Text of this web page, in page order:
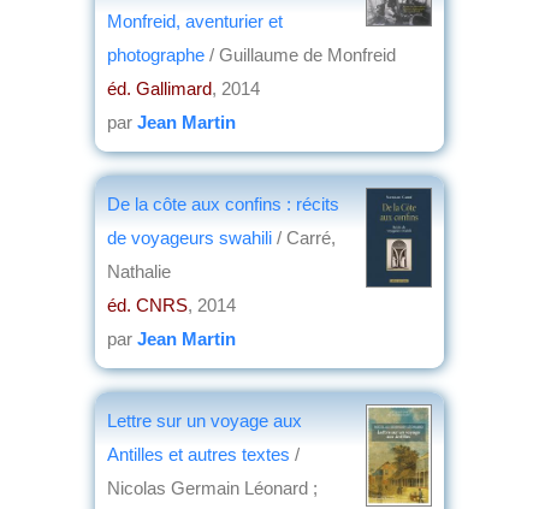
Monfreid, aventurier et
photographe / Guillaume de Monfreid
éd. Gallimard, 2014
par Jean Martin
De la côte aux confins : récits
de voyageurs swahili / Carré,
Nathalie
éd. CNRS, 2014
par Jean Martin
Lettre sur un voyage aux
Antilles et autres textes /
Nicolas Germain Léonard ;